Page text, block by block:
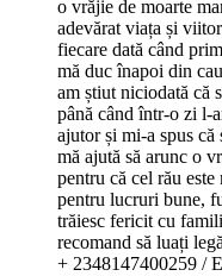
o vrăjie de moarte
adevărat viața și
fiecare dată când
mă duc înapoi din
am știut niciodată că
până când într-o zi l-
ajutor și mi-a spus că
mă ajută să arunc o
pentru că cel rău
pentru lucruri bune,
trăiesc fericit cu
recomand să luați
+ 2348147400259 /